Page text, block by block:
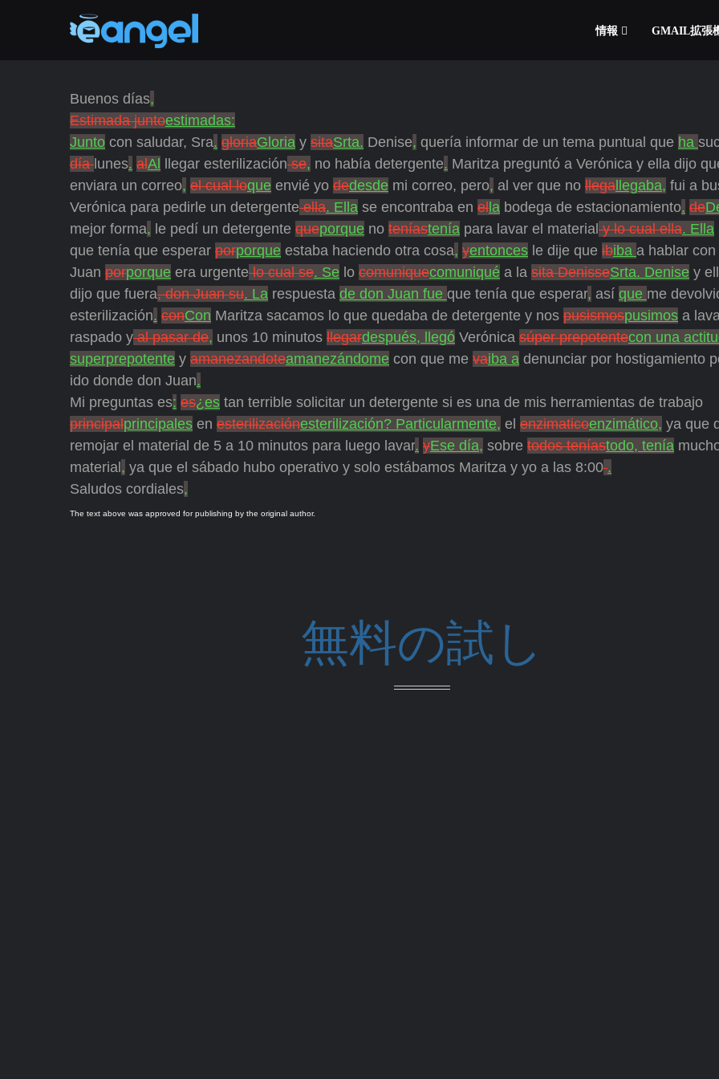
情報 GMAIL拡張
Buenos días,
Estimada juntoestimadas:
Junto con saludar, Sra. gloriaGloria y sitaSrta. Denise, quería informar de un tema puntual que ha
día lunes. alAl llegar esterilizaciónse, no había detergente. Maritza preguntó a Verónica y ella dijo
enviara un correo, el cual loque envié yo dedesde mi correo, pero, al ver que no llega llegaba, fui a
Verónica para pedirle un detergenteella. Ella se encontraba en el la bodega de estacionamiento. de
mejor forma, le pedí un detergente queporque no teníastenía para lavar el material y lo cual ella. Ella
que tenía que esperar porporque estaba haciendo otra cosa, yentonces le dije que ibiba a hablar con
Juan porporque era urgentelo cual se. Se lo comuniquecomuniqué a la sita DenisseSrta. Denise y
dijo que fuera, don Juan su. La respuesta de don Juan fue que tenía que esperar, así que me
esterilización. conCon Maritza sacamos lo que quedaba de detergente y nos pusismospusimos a
raspado yal pasar de, unos 10 minutos llegardespués, llegó Verónica súper prepotentecon una
superprepotente y amanezandoteamanezándome con que me vaiba a denunciar por hostigamiento
ido donde don Juan.
Mi preguntas es: es¿es tan terrible solicitar un detergente si es una de mis herramientas de trabajo
principalprincipales en esterilizaciónesterilización? Particularmente, el enzimaticoenzimático, ya que
remojar el material de 5 a 10 minutos para luego lavar. yEse día, sobre todos teníastodo, tenía
material , ya que el sábado hubo operativo y solo estábamos Maritza y yo a las 8:00 .
Saludos cordiales,
The text above was approved for publishing by the original author.
無料の試し